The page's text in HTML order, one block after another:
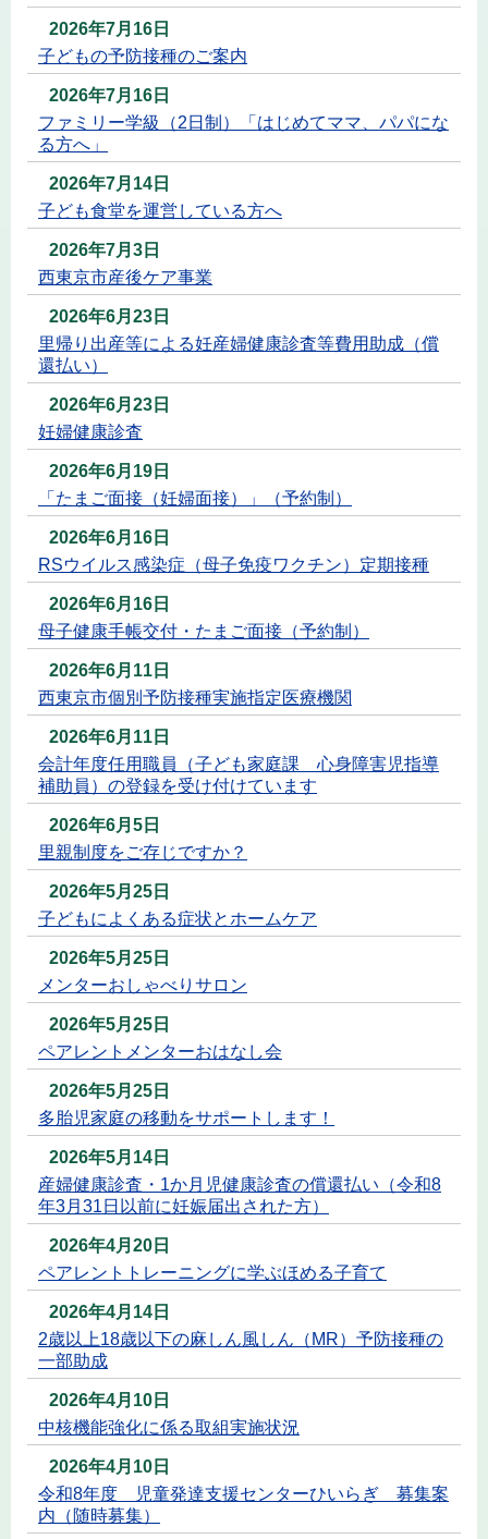
2026年7月16日
子どもの予防接種のご案内
2026年7月16日
ファミリー学級（2日制）「はじめてママ、パパにな
る方へ」
2026年7月14日
子ども食堂を運営している方へ
2026年7月3日
西東京市産後ケア事業
2026年6月23日
里帰り出産等による妊産婦健康診査等費用助成（償
還払い）
2026年6月23日
妊婦健康診査
2026年6月19日
「たまご面接（妊婦面接）」（予約制）
2026年6月16日
RSウイルス感染症（母子免疫ワクチン）定期接種
2026年6月16日
母子健康手帳交付・たまご面接（予約制）
2026年6月11日
西東京市個別予防接種実施指定医療機関
2026年6月11日
会計年度任用職員（子ども家庭課 心身障害児指導
補助員）の登録を受け付けています
2026年6月5日
里親制度をご存じですか？
2026年5月25日
子どもによくある症状とホームケア
2026年5月25日
メンターおしゃべりサロン
2026年5月25日
ペアレントメンターおはなし会
2026年5月25日
多胎児家庭の移動をサポートします！
2026年5月14日
産婦健康診査・1か月児健康診査の償還払い（令和8
年3月31日以前に妊娠届出された方）
2026年4月20日
ペアレントトレーニングに学ぶほめる子育て
2026年4月14日
2歳以上18歳以下の麻しん風しん（MR）予防接種の
一部助成
2026年4月10日
中核機能強化に係る取組実施状況
2026年4月10日
令和8年度 児童発達支援センターひいらぎ 募集案
内（随時募集）